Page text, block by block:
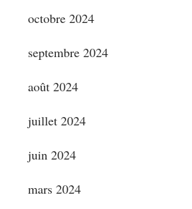
octobre 2024
septembre 2024
août 2024
juillet 2024
juin 2024
mars 2024